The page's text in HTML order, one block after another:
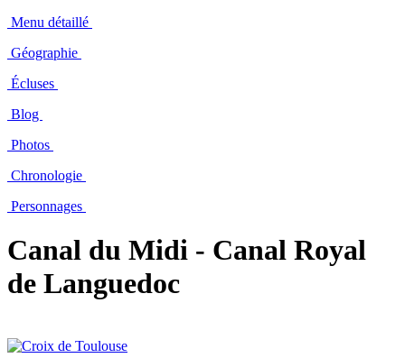
Menu détaillé
Géographie
Écluses
Blog
Photos
Chronologie
Personnages
Canal du Midi - Canal Royal
de Languedoc